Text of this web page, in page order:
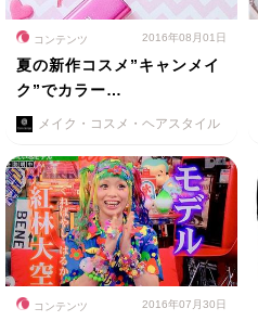
コンテンツ 2016年08月01日
夏の新作コスメ”キャンメイ
ク”でカラー…
メイク・コスメ・ヘアスタイル
コンテンツ 2016年07月30日